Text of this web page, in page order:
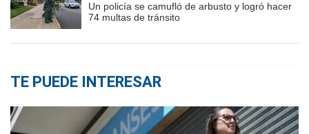
Un policía se camufló de arbusto y logró hacer
74 multas de tránsito
TE PUEDE INTERESAR